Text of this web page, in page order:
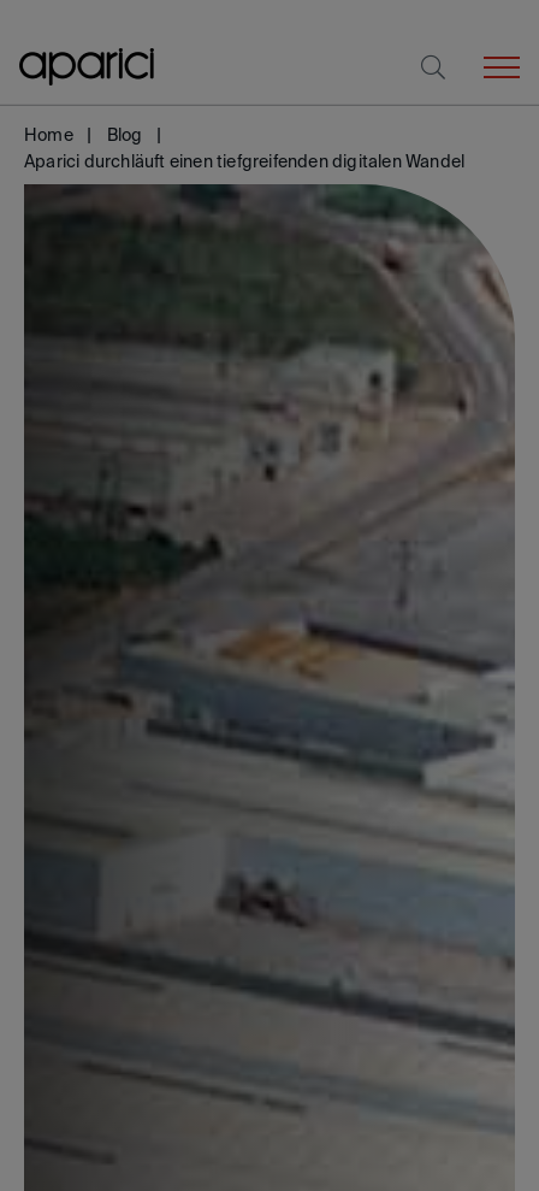
Home
Blog
Aparici durchläuft einen tiefgreifenden digitalen Wandel